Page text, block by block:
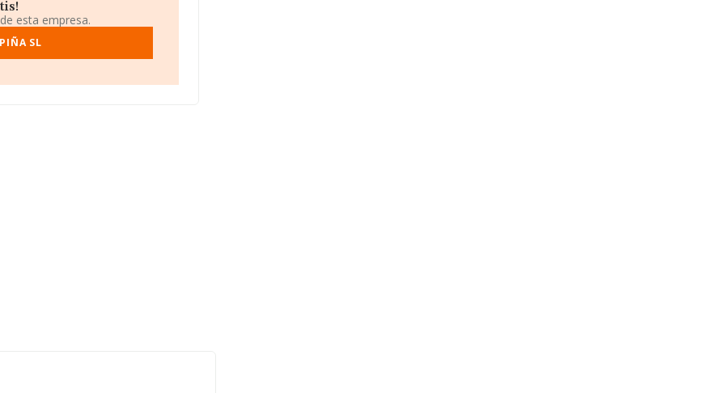
al sector, la
y la media entre todas las
la información sobre
ventas en 2019 han
es de 21 años.
esta empresa.
SL